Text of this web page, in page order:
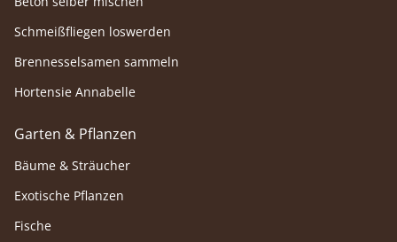
Schmeißfliegen loswerden
Brennesselsamen sammeln
Hortensie Annabelle
Garten & Pflanzen
Bäume & Sträucher
Exotische Pflanzen
Fische